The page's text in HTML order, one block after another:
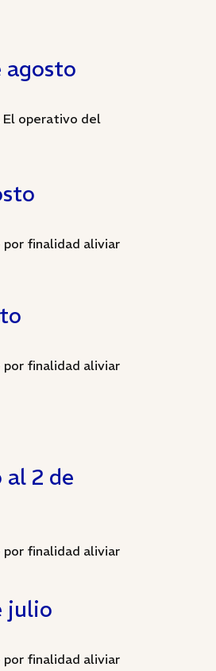
agosto
El operativo del
por finalidad aliviar
por finalidad aliviar
2 de
por finalidad aliviar
julio
por finalidad aliviar